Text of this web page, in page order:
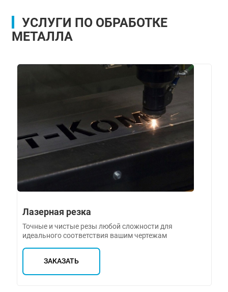
УСЛУГИ ПО ОБРАБОТКЕ
МЕТАЛЛА
Лазерная резка
Точные и чистые резы любой сложности для
идеального соответствия вашим чертежам
ЗАКАЗАТЬ